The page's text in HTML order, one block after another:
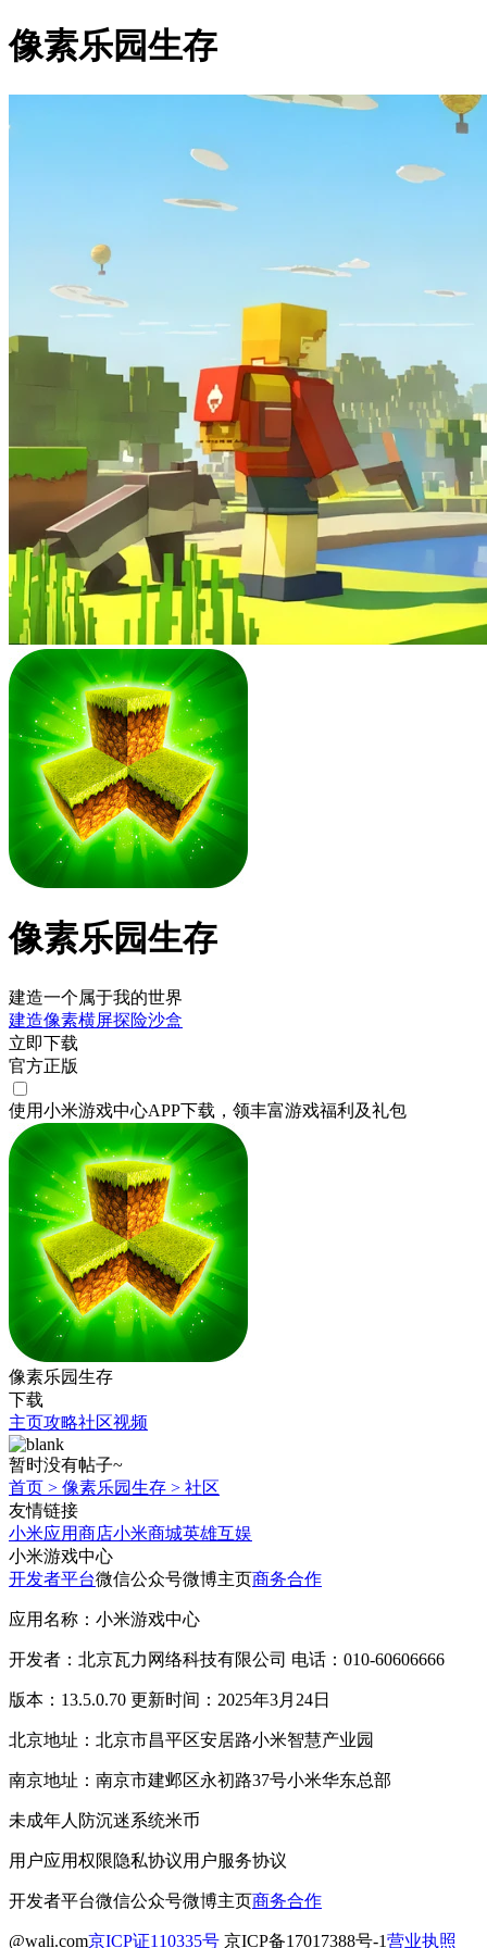
像素乐园生存
像素乐园生存
建造一个属于我的世界
建造像素横屏探险沙盒
立即下载
官方正版
使用小米游戏中心APP下载 ，领丰富游戏福利 及礼包
像素乐园生存
下载
主页攻略社区视频
暂时没有帖子~
首页 > 像素乐园生存 > 社区
友情链接
小米应用商店小米商城英雄互娱
小米游戏中心
开发者平台微信公众号微博主页商务合作
应用名称：小米游戏中心
开发者：北京瓦力网络科技有限公司 电话：010-60606666
版本：13.5.0.70 更新时间：2025年3月24日
北京地址：北京市昌平区安居路小米智慧产业园
南京地址：南京市建邺区永初路37号小米华东总部
未成年人防沉迷系统米币
用户应用权限隐私协议用户服务协议
开发者平台微信公众号微博主页商务合作
@wali.com京ICP证110335号 京ICP备17017388号-1营业执照